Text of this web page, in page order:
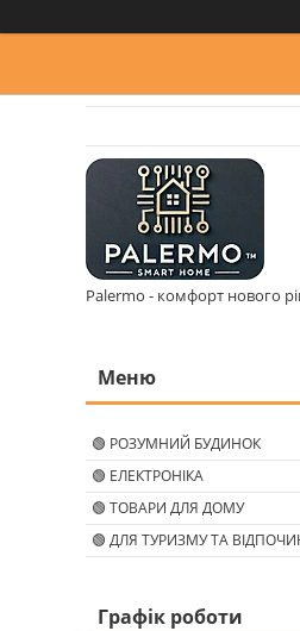
Palermo - комфорт нового
🟢 РОЗУМНИЙ БУДИНОК
🟢 ЕЛЕКТРОНІКА
🟢 ТОВАРИ ДЛЯ ДОМУ
🟢 ДЛЯ ТУРИЗМУ ТА
Графік роботи